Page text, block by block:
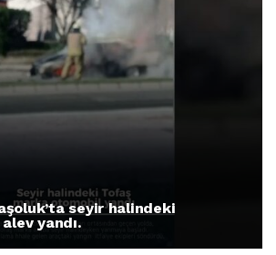
seyir halindeki
yandı.